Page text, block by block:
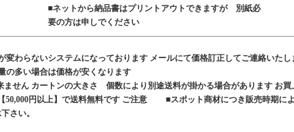
■ネットから納品書はプリントアウトできますが 別紙必
要の方は申しでください
変わらないシステムになっております メールにて価格訂正してご連絡いたし
多い場合は価格が安くなります
ません カートンの大きさ 個数により別途送料が掛かる場合があります お買
50,000円以上】で送料無料です ご注意 ■スポット商材につき販売時期に
さい。